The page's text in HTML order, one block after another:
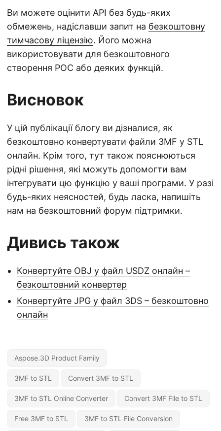
Ви можете оцінити API без будь-яких
обмежень, надіславши запит на безкоштовну
тимчасову ліцензію. Його можна
використовувати для безкоштовного
створення POC або деяких функцій.
Висновок
У цій публікації блогу ви дізналися, як
безкоштовно конвертувати файли 3MF у STL
онлайн. Крім того, тут також пояснюються
рідні рішення, які можуть допомогти вам
інтегрувати цю функцію у ваші програми. У разі
будь-яких неясностей, будь ласка, напишіть
нам на безкоштовний форум підтримки.
Дивись також
Конвертуйте OBJ у файл USDZ онлайн –
безкоштовний конвертер
Конвертуйте JPG у файл 3DS – безкоштовно
онлайн
Aspose.3D Product Family
3MF to STL Convert 3MF to STL
3MF to STL Online Converter Convert 3MF File to STL
Free 3MF to STL 3MF to STL File Conversion